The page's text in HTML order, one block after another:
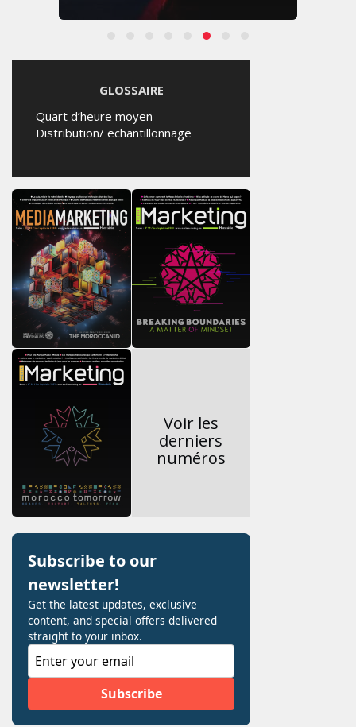
GLOSSAIRE
Quart d’heure moyen
Distribution/ echantillonnage
Voir les
derniers
numéros